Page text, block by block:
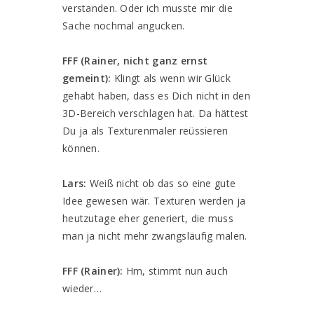
verstanden. Oder ich musste mir die
Sache nochmal angucken.
FFF (Rainer, nicht ganz ernst
gemeint): Klingt als wenn wir Glück
gehabt haben, dass es Dich nicht in den
3D-Bereich verschlagen hat. Da hättest
Du ja als Texturenmaler reüssieren
können.
Lars: Weiß nicht ob das so eine gute
Idee gewesen wär. Texturen werden ja
heutzutage eher generiert, die muss
man ja nicht mehr zwangsläufig malen.
FFF (Rainer): Hm, stimmt nun auch
wieder…